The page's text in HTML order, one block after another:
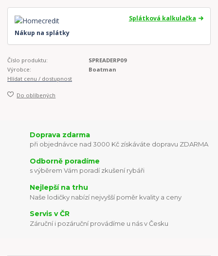
Splátková kalkulačka
Nákup na splátky
Číslo produktu:
SPREADERP09
Výrobce:
Boatman
Hlídat cenu / dostupnost
Do oblíbených
Doprava zdarma
při objednávce nad 3000 Kč získáváte dopravu ZDARMA
Odborně poradíme
s výběrem Vám poradí zkušení rybáři
Nejlepší na trhu
Naše lodičky nabízí nejvyšší poměr kvality a ceny
Servis v ČR
Záruční i pozáruční provádíme u nás v Česku